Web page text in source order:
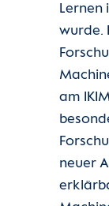
Lernen
wurde.
am
neuer